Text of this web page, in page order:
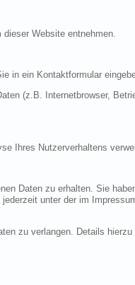
Website entnehmen.
in ein Kontaktformular
(z.B. Internetbrowser,
Ihres Nutzerverhaltens
Daten zu erhalten. Sie
unter der im
zu verlangen. Details